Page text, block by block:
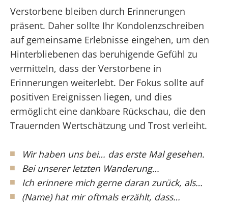
Verstorbene bleiben durch Erinnerungen
präsent. Daher sollte Ihr Kondolenzschreiben
auf gemeinsame Erlebnisse eingehen, um den
Hinterbliebenen das beruhigende Gefühl zu
vermitteln, dass der Verstorbene in
Erinnerungen weiterlebt. Der Fokus sollte auf
positiven Ereignissen liegen, und dies
ermöglicht eine dankbare Rückschau, die den
Trauernden Wertschätzung und Trost verleiht.
Wir haben uns bei… das erste Mal gesehen.
Bei unserer letzten Wanderung…
Ich erinnere mich gerne daran zurück, als…
(Name) hat mir oftmals erzählt, dass…